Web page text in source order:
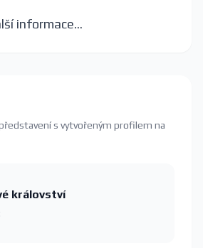
informace...
s vytvořeným profilem na
království